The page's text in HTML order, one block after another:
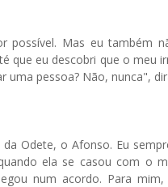
possível. Mas eu também
que eu descobri que o meu
pessoa? Não, nunca",
Odete, o Afonso. Eu
ela se casou com o
num acordo. Para